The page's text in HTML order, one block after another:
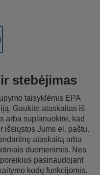
stebėjimas
taisyklėmis EPA
Gaukite ataskaitas iš
arba suplanuokite, kad
išsiųstos Jums el. paštu.
ataskaitą arba
duomenimis. Nes
pasinaudojant
kodų funkcijomis.